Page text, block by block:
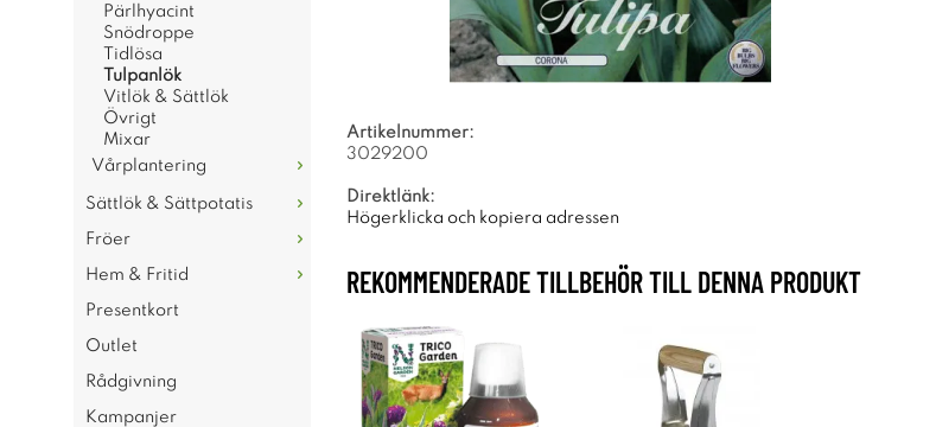
Pärlhyacint
Snödroppe
Tidlösa
Tulpanlök
Vitlök & Sättlök
Övrigt
Mixar
Vårplantering
Sättlök & Sättpotatis
Fröer
Hem & Fritid
Presentkort
Outlet
Rådgivning
Kampanjer
Artikelnummer:
3029200
Direktlänk:
Högerklicka och kopiera adressen
REKOMMENDERADE TILLBEHÖR TILL DENNA PRODUKT